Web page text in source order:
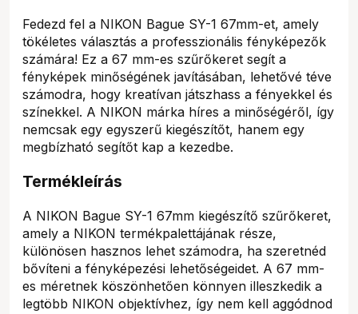
Fedezd fel a NIKON Bague SY-1 67mm-et, amely
tökéletes választás a professzionális fényképezők
számára! Ez a 67 mm-es szűrőkeret segít a
fényképek minőségének javításában, lehetővé téve
számodra, hogy kreatívan játszhass a fényekkel és
színekkel. A NIKON márka híres a minőségéről, így
nemcsak egy egyszerű kiegészítőt, hanem egy
megbízható segítőt kap a kezedbe.
Termékleírás
A NIKON Bague SY-1 67mm kiegészítő szűrőkeret,
amely a NIKON termékpalettájának része,
különösen hasznos lehet számodra, ha szeretnéd
bővíteni a fényképezési lehetőségeidet. A 67 mm-
es méretnek köszönhetően könnyen illeszkedik a
legtöbb NIKON objektívhez, így nem kell aggódnod